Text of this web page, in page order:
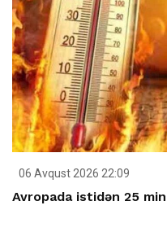
06 Avqust 2026 22:09
Avropada istidən 25